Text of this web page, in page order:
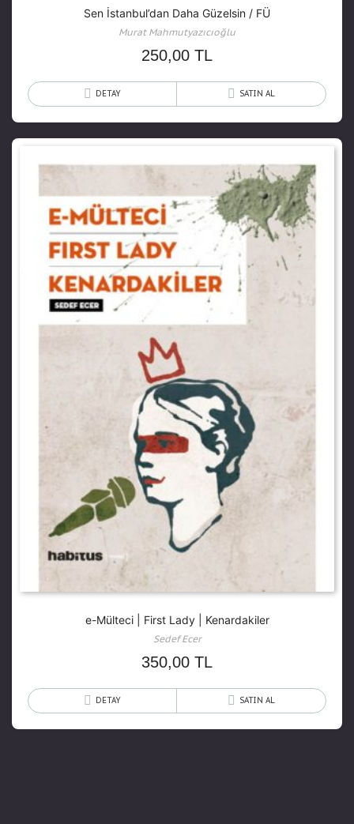
Sen İstanbul’dan Daha Güzelsin / FÜ
Murat Mahmutyazıcıoğlu
250,00 TL
DETAY SATIN AL
e-Mülteci | First Lady | Kenardakiler
Sedef Ecer
350,00 TL
DETAY SATIN AL